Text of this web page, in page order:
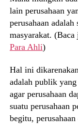
lain perusahaan
perusahaan
masyarakat. (Baca
Para Ahli)
Hal ini
adalah publik
agar perusahaan
suatu perusahaan
begitu,